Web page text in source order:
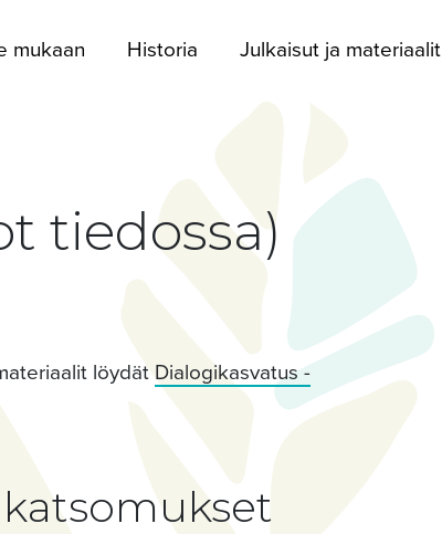
mukaan Historia Julkaisut ja materiaalit
tiedossa)
löydät Dialogikasvatus -